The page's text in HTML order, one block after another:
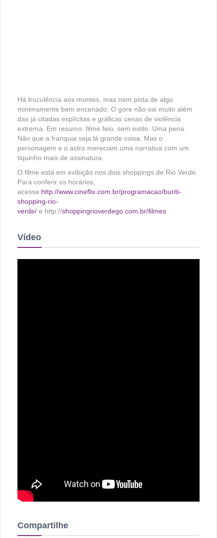
Há truculência aos montes, mas nem pista de algo
minimamente bem encenado. O gore não vai muito além
das já citadas explícitas e gráficas cenas de violência
extrema. Em resumo: filme feio, sem estilo. Uma pena.
Não que a franquia seja lá grande coisa. Mas o
personagem e o astro mereciam uma narrativa com um
tiquinho mais de assinatura.
O filme está em exibição nos dois shoppings de Rio Verde.
Para conferir os horários,
acesse http://www.cineflix.com.br/programacao/buriti-
shopping-rio-
verde/ e http://shoppingrioverdego.com.br/filmes
Vídeo
Compartilhe